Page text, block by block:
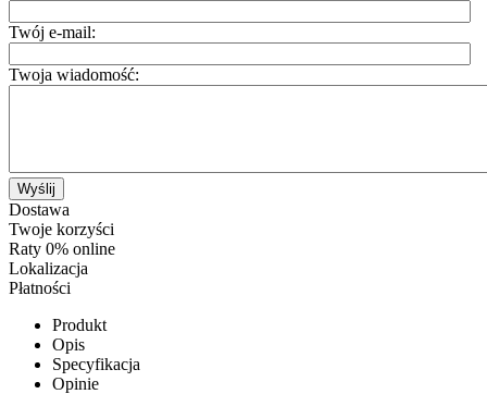
Twój e-mail:
Twoja wiadomość:
Wyślij
Dostawa
Twoje korzyści
Raty 0% online
Lokalizacja
Płatności
Produkt
Opis
Specyfikacja
Opinie